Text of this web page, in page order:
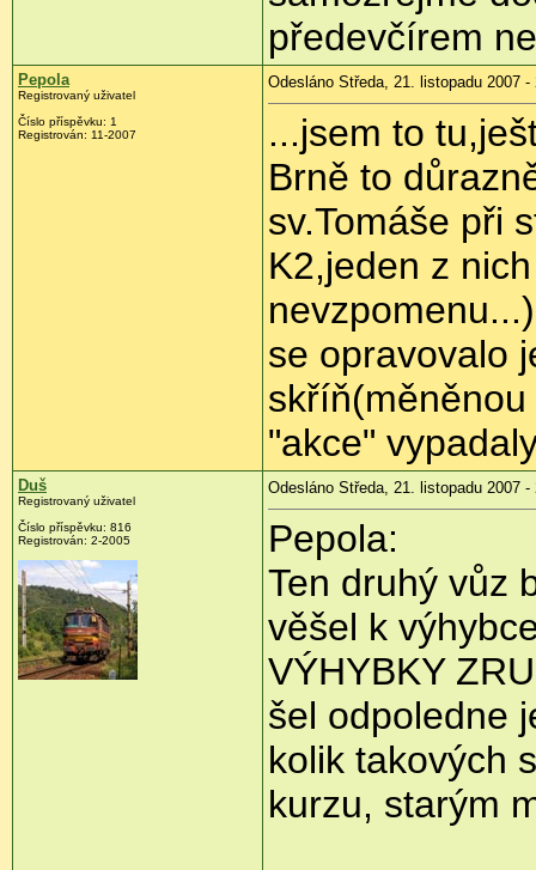
předevčírem
Pepola
Registrovaný uživatel
Číslo příspěvku: 1
Registrován: 11-2007
Odesláno Středa, 21. listopadu 2007 -
...jsem to
Brně to
sv.Tomáše při
K2,jeden z
se opravovalo
"akce"
Duš
Registrovaný uživatel
Číslo příspěvku: 816
Registrován: 2-2005
Odesláno Středa, 21. listopadu 2007 -
Pepola:
Ten druhý vůz
věšel k
VÝHYBKY
šel odpoledne
kolik takových
kurzu, starým